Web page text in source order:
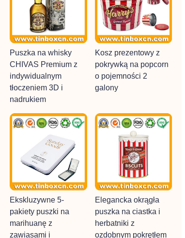
Puszka na whisky
CHIVAS Premium z
indywidualnym
tłoczeniem 3D i
nadrukiem
Kosz prezentowy z
pokrywką na popcorn
o pojemności 2
galony
Ekskluzywne 5-
pakiety puszki na
marihuanę z
zawiasami i
Elegancka okrągła
puszka na ciastka i
herbatniki z
ozdobnym pokrętłem